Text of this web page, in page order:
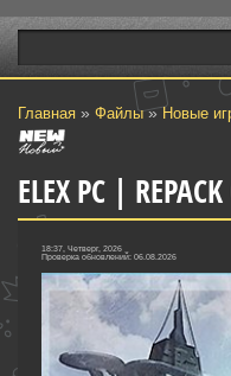
Главная » Файлы»Новые
ELEX PC |
18:37, Четверг, 2026
Проверка обновлений: 06.08.2026